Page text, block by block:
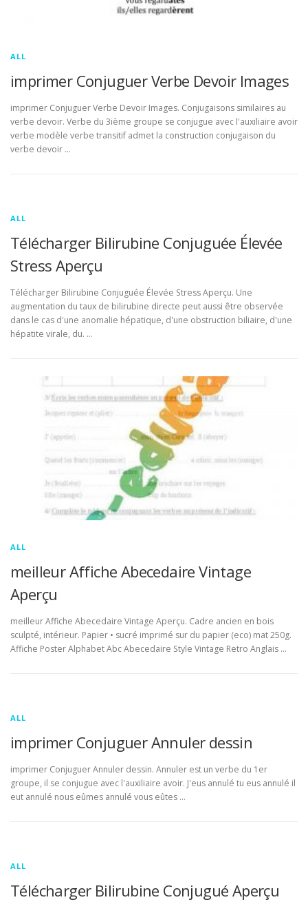
ALL
imprimer Conjuguer Verbe Devoir Images
imprimer Conjuguer Verbe Devoir Images. Conjugaisons similaires au
verbe devoir. Verbe du 3ième groupe se conjugue avec l'auxiliaire avoir
verbe modèle verbe transitif admet la construction conjugaison du
verbe devoir …
ALL
Télécharger Bilirubine Conjuguée Élevée
Stress Aperçu
Télécharger Bilirubine Conjuguée Élevée Stress Aperçu. Une
augmentation du taux de bilirubine directe peut aussi être observée
dans le cas d'une anomalie hépatique, d'une obstruction biliaire, d'une
hépatite virale, du. …
ALL
meilleur Affiche Abecedaire Vintage
Aperçu
meilleur Affiche Abecedaire Vintage Aperçu. Cadre ancien en bois
sculpté, intérieur. Papier • sucré imprimé sur du papier (eco) mat 250g.
Affiche Poster Alphabet Abc Abecedaire Style Vintage Retro Anglais …
ALL
imprimer Conjuguer Annuler dessin
imprimer Conjuguer Annuler dessin. Annuler est un verbe du 1er
groupe, il se conjugue avec l'auxiliaire avoir. J'eus annulé tu eus annulé il
eut annulé nous eûmes annulé vous eûtes …
ALL
Télécharger Bilirubine Conjugué Aperçu